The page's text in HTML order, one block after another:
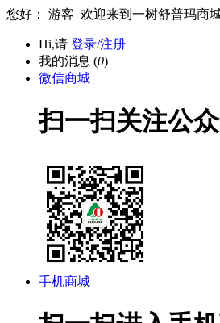
您好： 游客 欢迎来到一树舒普玛商
Hi,请 登录/注册
我的消息 (0)
微信商城
扫一扫关注公
手机商城